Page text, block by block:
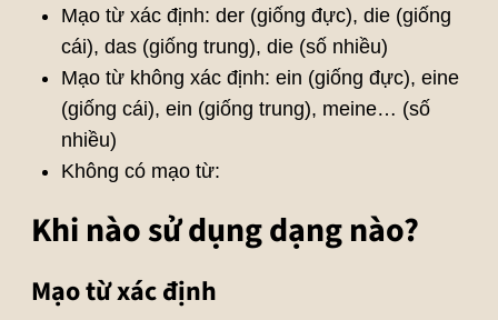
Mạo từ xác định: der (giống đực), die (giống
cái), das (giống trung), die (số nhiều)
Mạo từ không xác định: ein (giống đực), eine
(giống cái), ein (giống trung), meine… (số
nhiều)
Không có mạo từ:
Khi nào sử dụng dạng nào?
Mạo từ xác định